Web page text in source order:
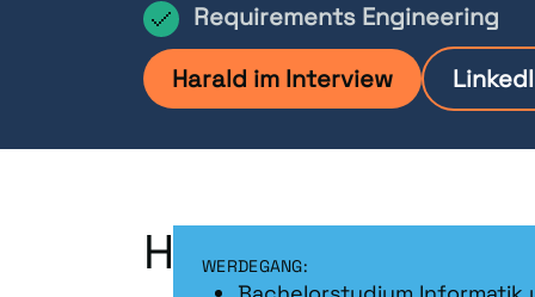
Requirements Engineering
Harald im Interview
H
WERDEGANG: